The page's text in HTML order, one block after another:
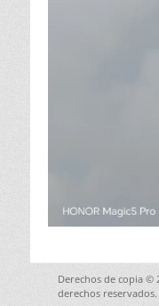
Derechos de copia ©
derechos